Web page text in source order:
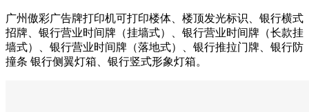
广州傲彩广告牌打印机可打印楼体、楼顶发光标识、银行横式
招牌、银行营业时间牌（挂墙式）、银行营业时间牌（长款挂
墙式）、银行营业时间牌（落地式）、银行推拉门牌、银行防
撞条 银行侧翼灯箱、银行竖式形象灯箱。